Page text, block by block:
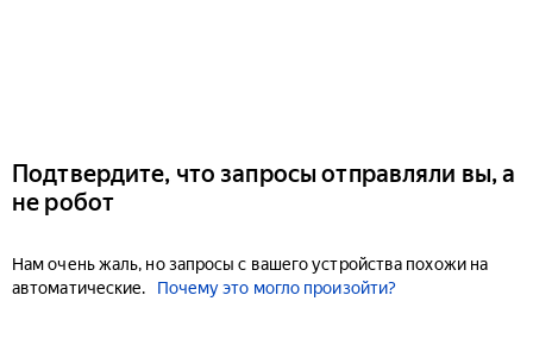
Подтвердите, что запросы отправляли вы, а
не робот
Нам очень жаль, но запросы с вашего устройства похожи на
автоматические.
Почему это могло произойти?